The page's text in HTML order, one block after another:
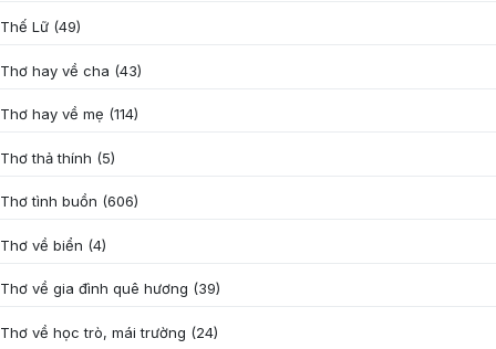
Thế Lữ (49)
Thơ hay về cha (43)
Thơ hay về mẹ (114)
Thơ thả thính (5)
Thơ tình buồn (606)
Thơ về biển (4)
Thơ về gia đình quê hương (39)
Thơ về học trò, mái trường (24)